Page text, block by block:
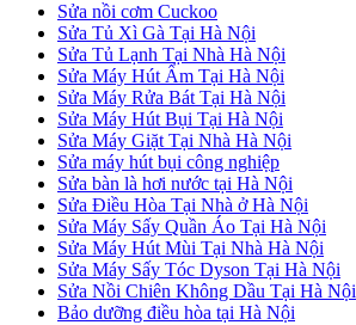
Sửa nồi cơm Cuckoo
Sửa Tủ Xì Gà Tại Hà Nội
Sửa Tủ Lạnh Tại Nhà Hà Nội
Sửa Máy Hút Ẩm Tại Hà Nội
Sửa Máy Rửa Bát Tại Hà Nội
Sửa Máy Hút Bụi Tại Hà Nội
Sửa Máy Giặt Tại Nhà Hà Nội
Sửa máy hút bụi công nghiệp
Sửa bàn là hơi nước tại Hà Nội
Sửa Điều Hòa Tại Nhà ở Hà Nội
Sửa Máy Sấy Quần Áo Tại Hà Nội
Sửa Máy Hút Mùi Tại Nhà Hà Nội
Sửa Máy Sấy Tóc Dyson Tại Hà Nội
Sửa Nồi Chiên Không Dầu Tại Hà Nội
Bảo dưỡng điều hòa tại Hà Nội